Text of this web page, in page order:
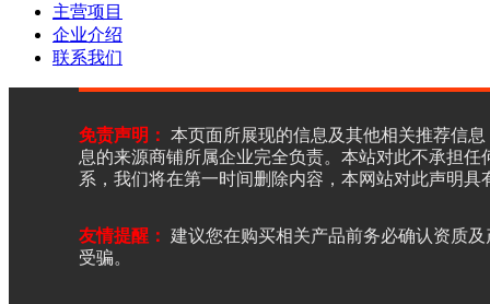
主营项目
企业介绍
联系我们
免责声明： 本页面所展现的信息及其他相关推荐信
息的来源商铺所属企业完全负责。本站对此不承担
系，我们将在第一时间删除内容，本网站对此声明具
友情提醒： 建议您在购买相关产品前务必确认资质
受骗。